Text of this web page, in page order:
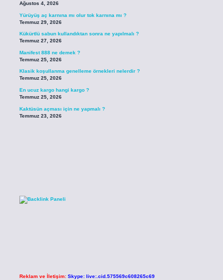
Ağustos 4, 2026
Yürüyüş aç karnına mı olur tok karnına mı ?
Temmuz 29, 2026
Kükürtlü sabun kullandıktan sonra ne yapılmalı ?
Temmuz 27, 2026
Manifest 888 ne demek ?
Temmuz 25, 2026
Klasik koşullanma genelleme örnekleri nelerdir ?
Temmuz 25, 2026
En ucuz kargo hangi kargo ?
Temmuz 25, 2026
Kaktüsün açması için ne yapmalı ?
Temmuz 23, 2026
Reklam ve İletişim: Skype: live:.cid.575569c608265c69